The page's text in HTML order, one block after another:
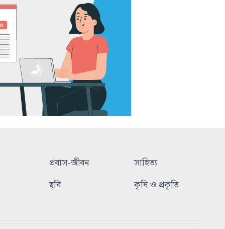
প্রবাস-জীবন
সাহিত্য
ছবি কৃষি ও প্রকৃতি